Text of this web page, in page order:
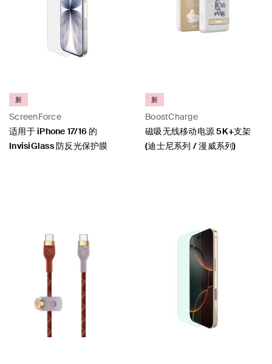
ScreenForce
新
适用于 iPhone 17/16 的
InvisiGlass 防反光保护膜
BoostCharge
新
磁吸无线移动电源 5K+支架
(迪士尼系列 / 漫威系列)